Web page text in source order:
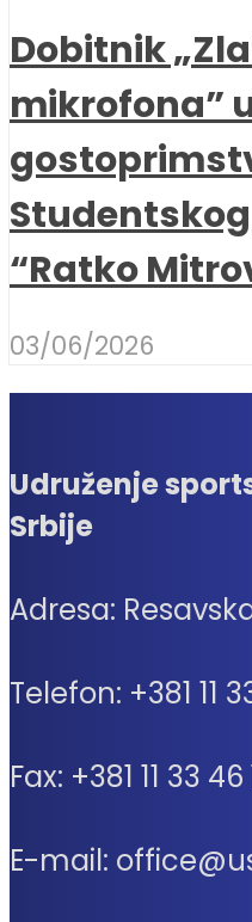
Dobitnik
mikrofona”
“Ratko
03/06/2026
Udruženje
Srbije
Adresa:
Telefon: +381 11
Fax: +381 11 33 46
E-mail: